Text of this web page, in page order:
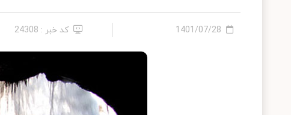
1401/07/28 کد خبر : 24308